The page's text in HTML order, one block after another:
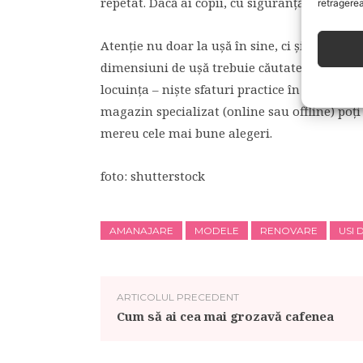
Atenție nu doar la ușă în sine, ci și la tipul
dimensiuni de ușă trebuie căutate și
locuința – niște sfaturi practice în plus nu
magazin specializat (online sau offline)
mereu cele mai bune alegeri.
foto: shutterstock
AMANAJARE MODELE RENOVARE USI
ARTICOLUL PRECEDENT
Cum să ai cea mai grozavă cafenea